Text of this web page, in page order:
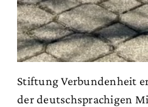
Stiftung Verbundenheit
der deutschsprachigen